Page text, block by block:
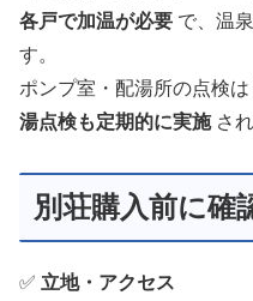
各戸で加温が必要 で、温
す。
ポンプ室・配湯所の点検は
湯点検も定期的に実施され
別荘購入前に確
✅ 立地・アクセス